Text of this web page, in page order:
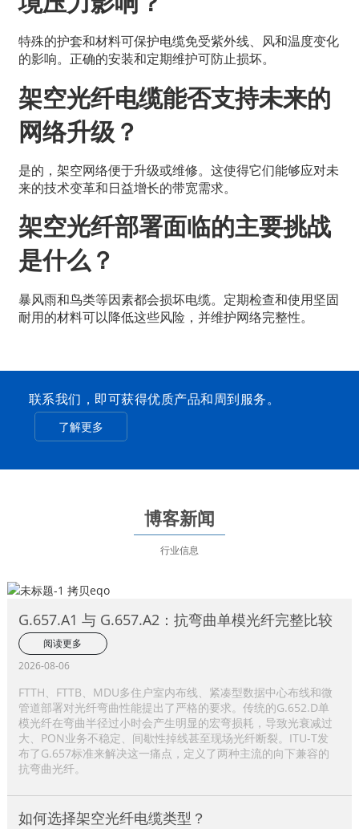
特殊的护套和材料可保护电缆免受紫外线、风和温度变化
的影响。正确的安装和定期维护可防止损坏。
架空光纤电缆能否支持未来的
网络升级？
是的，架空网络便于升级或维修。这使得它们能够应对未
来的技术变革和日益增长的带宽需求。
架空光纤部署面临的主要挑战
是什么？
暴风雨和鸟类等因素都会损坏电缆。定期检查和使用坚固
耐用的材料可以降低这些风险，并维护网络完整性。
联系我们，即可获得优质产品和周到服务。
了解更多
博客新闻
行业信息
G.657.A1 与 G.657.A2：抗弯曲单模光纤完整比较
阅读更多
2026-08-06
FTTH、FTTB、MDU多住户室内布线、紧凑型数据中心布线和微
管道部署对光纤弯曲性能提出了严格的要求。传统的G.652.D单
模光纤在弯曲半径过小时会产生明显的宏弯损耗，导致光衰减过
大、PON业务不稳定、间歇性掉线甚至现场光纤断裂。ITU-T发
布了G.657标准来解决这一痛点，定义了两种主流的向下兼容的
抗弯曲光纤。
如何选择架空光纤电缆类型？